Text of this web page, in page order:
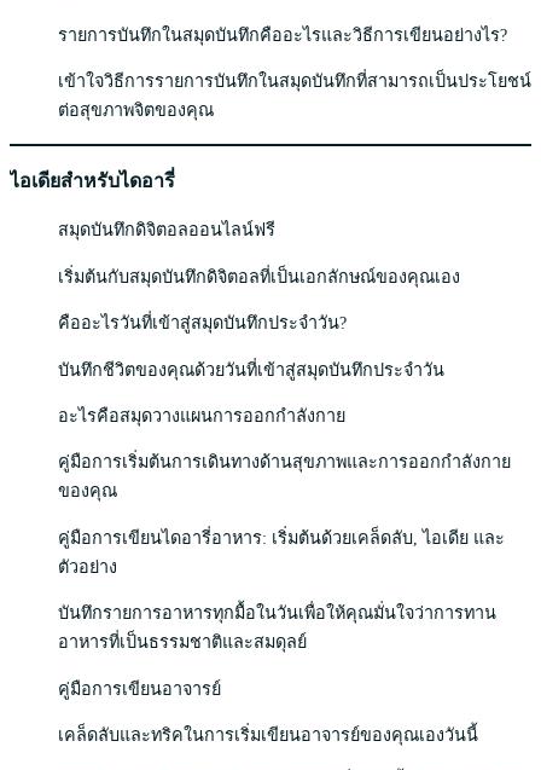
รายการบันทึกในสมุดบันทึกคืออะไรและวิธีการเขียนอย่างไร?
เข้าใจวิธีการรายการบันทึกในสมุดบันทึกที่สามารถเป็นประโยชน์
ต่อสุขภาพจิตของคุณ
ไอเดียสำหรับไดอารี่
สมุดบันทึกดิจิตอลออนไลน์ฟรี
เริ่มต้นกับสมุดบันทึกดิจิตอลที่เป็นเอกลักษณ์ของคุณเอง
คืออะไรวันที่เข้าสู่สมุดบันทึกประจำวัน?
บันทึกชีวิตของคุณด้วยวันที่เข้าสู่สมุดบันทึกประจำวัน
อะไรคือสมุดวางแผนการออกกำลังกาย
คู่มือการเริ่มต้นการเดินทางด้านสุขภาพและการออกกำลังกาย
ของคุณ
คู่มือการเขียนไดอารี่อาหาร: เริ่มต้นด้วยเคล็ดลับ, ไอเดีย และ
ตัวอย่าง
บันทึกรายการอาหารทุกมื้อในวันเพื่อให้คุณมั่นใจว่าการทาน
อาหารที่เป็นธรรมชาติและสมดุลย์
คู่มือการเขียนอาจารย์
เคล็ดลับและทริคในการเริ่มเขียนอาจารย์ของคุณเองวันนี้